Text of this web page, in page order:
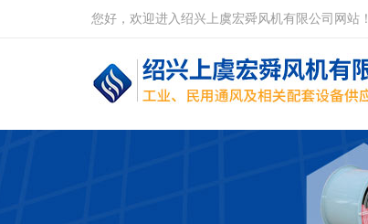
您好，欢迎进入绍兴上虞宏舜风机有限公司网站！